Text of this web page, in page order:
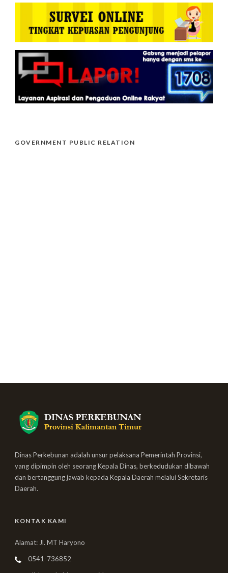
GOVERNMENT PUBLIC RELATION
Dinas Perkebunan adalah unsur pelaksana Pemerintah Provinsi,
yang dipimpin oleh seorang Kepala Dinas, berkedudukan dibawah
dan bertanggung jawab kepada Kepala Daerah melalui Sekretaris
Daerah.
KONTAK KAMI
Alamat: Jl. MT Haryono
0541-736852